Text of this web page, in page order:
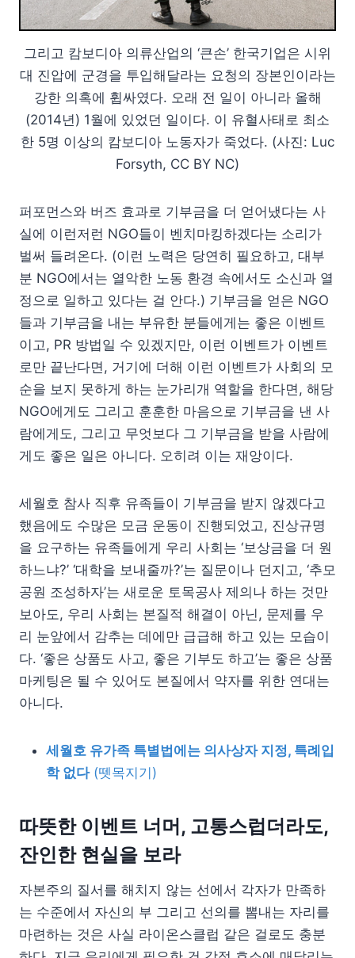
그리고 캄보디아 의류산업의 ‘큰손’ 한국기업은 시위
대 진압에 군경을 투입해달라는 요청의 장본인이라는
강한 의혹에 휩싸였다. 오래 전 일이 아니라 올해
(2014년) 1월에 있었던 일이다. 이 유혈사태로 최소
한 5명 이상의 캄보디아 노동자가 죽었다. (사진: Luc
Forsyth, CC BY NC)
퍼포먼스와 버즈 효과로 기부금을 더 얻어냈다는 사
실에 이런저런 NGO들이 벤치마킹하겠다는 소리가
벌써 들려온다. (이런 노력은 당연히 필요하고, 대부
분 NGO에서는 열악한 노동 환경 속에서도 소신과 열
정으로 일하고 있다는 걸 안다.) 기부금을 얻은 NGO
들과 기부금을 내는 부유한 분들에게는 좋은 이벤트
이고, PR 방법일 수 있겠지만, 이런 이벤트가 이벤트
로만 끝난다면, 거기에 더해 이런 이벤트가 사회의 모
순을 보지 못하게 하는 눈가리개 역할을 한다면, 해당
NGO에게도 그리고 훈훈한 마음으로 기부금을 낸 사
람에게도, 그리고 무엇보다 그 기부금을 받을 사람에
게도 좋은 일은 아니다. 오히려 이는 재앙이다.
세월호 참사 직후 유족들이 기부금을 받지 않겠다고
했음에도 수많은 모금 운동이 진행되었고, 진상규명
을 요구하는 유족들에게 우리 사회는 ‘보상금을 더 원
하느냐?’ ‘대학을 보내줄까?’는 질문이나 던지고, ‘추모
공원 조성하자’는 새로운 토목공사 제의나 하는 것만
보아도, 우리 사회는 본질적 해결이 아닌, 문제를 우
리 눈앞에서 감추는 데에만 급급해 하고 있는 모습이
다. ‘좋은 상품도 사고, 좋은 기부도 하고’는 좋은 상품
마케팅은 될 수 있어도 본질에서 약자를 위한 연대는
아니다.
세월호 유가족 특별법에는 의사상자 지정, 특례입
학 없다(뗏목지기)
따뜻한 이벤트 너머, 고통스럽더라도,
잔인한 현실을 보라
자본주의 질서를 해치지 않는 선에서 각자가 만족하
는 수준에서 자신의 부 그리고 선의를 뽐내는 자리를
마련하는 것은 사실 라이온스클럽 같은 걸로도 충분